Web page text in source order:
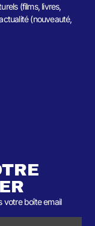
(films, livres,
(nouveauté,
votre boîte email